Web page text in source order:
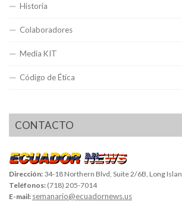
Historia
Colaboradores
Media KIT
Código de Ética
CONTACTO
Dirección: 34-18 Northern Blvd, Suite 2/6B, Long
Teléfonos: (718) 205-7014
E-mail: semanario@ecuadornews.us